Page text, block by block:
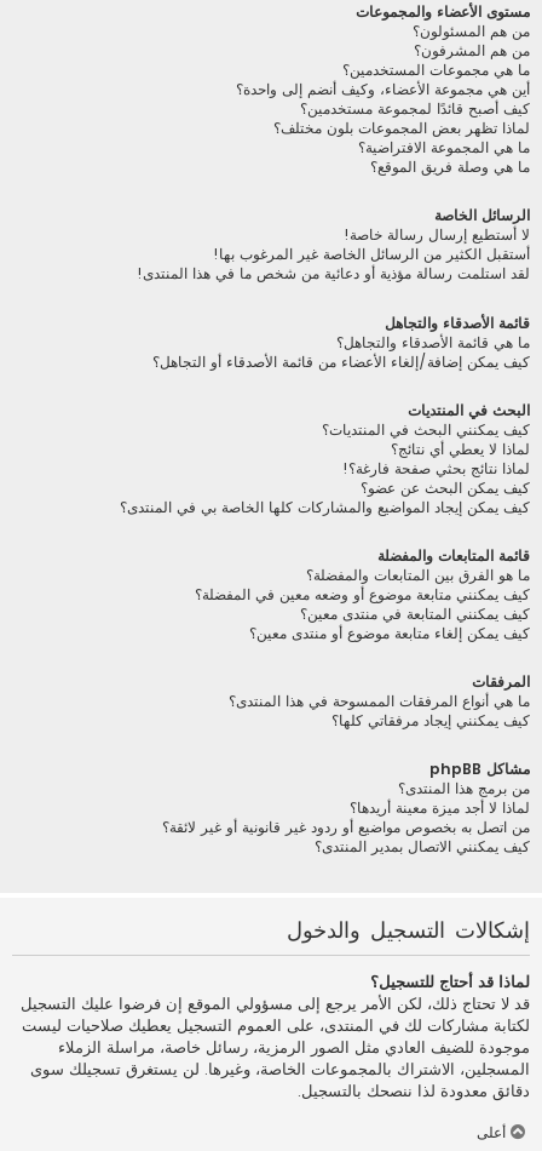
مستوى الأعضاء والمجموعات
من هم المسئولون؟
من هم المشرفون؟
ما هي مجموعات المستخدمين؟
أين هي مجموعة الأعضاء، وكيف أنضم إلى واحدة؟
كيف أصبح قائدًا لمجموعة مستخدمين؟
لماذا تظهر بعض المجموعات بلون مختلف؟
ما هي المجموعة الافتراضية؟
ما هي وصلة فريق الموقع؟
الرسائل الخاصة
لا أستطيع إرسال رسالة خاصة!
أستقبل الكثير من الرسائل الخاصة غير المرغوب بها!
لقد استلمت رسالة مؤذية أو دعائية من شخص ما في هذا المنتدى!
قائمة الأصدقاء والتجاهل
ما هي قائمة الأصدقاء والتجاهل؟
كيف يمكن إضافة/إلغاء الأعضاء من قائمة الأصدقاء أو التجاهل؟
البحث في المنتديات
كيف يمكنني البحث في المنتديات؟
لماذا لا يعطي أي نتائج؟
لماذا نتائج بحثي صفحة فارغة؟!
كيف يمكن البحث عن عضو؟
كيف يمكن إيجاد المواضيع والمشاركات كلها الخاصة بي في المنتدى؟
قائمة المتابعات والمفضلة
ما هو الفرق بين المتابعات والمفضلة؟
كيف يمكنني متابعة موضوع أو وضعه معين في المفضلة؟
كيف يمكنني المتابعة في منتدى معين؟
كيف يمكن إلغاء متابعة موضوع أو منتدى معين؟
المرفقات
ما هي أنواع المرفقات الممسوحة في هذا المنتدى؟
كيف يمكنني إيجاد مرفقاتي كلها؟
مشاكل phpBB
من برمج هذا المنتدى؟
لماذا لا أجد ميزة معينة أريدها؟
من اتصل به بخصوص مواضيع أو ردود غير قانونية أو غير لائقة؟
كيف يمكنني الاتصال بمدير المنتدى؟
إشكالات التسجيل والدخول
لماذا قد أحتاج للتسجيل؟
قد لا تحتاج ذلك، لكن الأمر يرجع إلى مسؤولي الموقع إن فرضوا عليك التسجيل
لكتابة مشاركات لك في المنتدى، على العموم التسجيل يعطيك صلاحيات ليست
موجودة للضيف العادي مثل الصور الرمزية، رسائل خاصة، مراسلة الزملاء
المسجلين، الاشتراك بالمجموعات الخاصة، وغيرها. لن يستغرق تسجيلك سوى
دقائق معدودة لذا ننصحك بالتسجيل.
أعلى